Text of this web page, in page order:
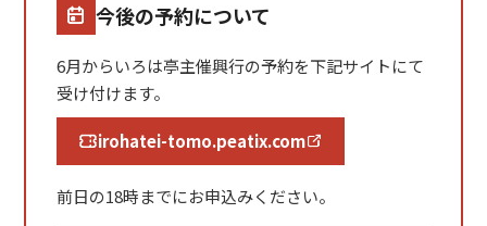
今後の予約について
6月からいろは亭主催興行の予約を下記サイトにて
受け付けます。
irohatei-tomo.peatix.com
前日の18時までにお申込みください。